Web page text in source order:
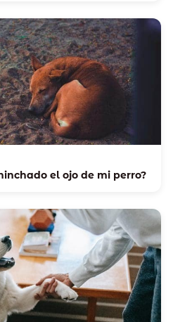
el ojo de mi perro?